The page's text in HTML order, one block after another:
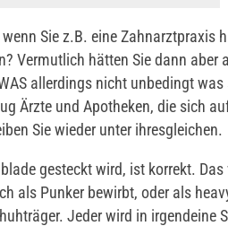
Sie z.B. eine Zahnarztpraxis
Vermutlich hätten Sie dann aber
allerdings nicht unbedingt
Ärzte und Apotheken, die sich
Sie wieder unter ihresgleichen.
gesteckt wird, ist korrekt.
als Punker bewirbt, oder als
Jeder wird in irgendeine